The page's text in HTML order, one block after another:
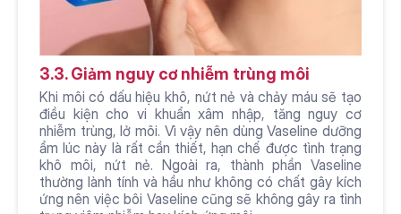
3.3. Giảm nguy cơ nhiễm trùng môi
Khi môi có dấu hiệu khô, nứt nẻ và chảy máu sẽ tạo
điều kiện cho vi khuẩn xâm nhập, tăng nguy cơ
nhiễm trùng, lở môi. Vì vậy nên dùng Vaseline dưỡng
ẩm lúc này là rất cần thiết, hạn chế được tình trạng
khô môi, nứt nẻ. Ngoài ra, thành phần Vaseline
thường lành tính và hầu như không có chất gây kích
ứng nên việc bôi Vaseline cũng sẽ không gây ra tình